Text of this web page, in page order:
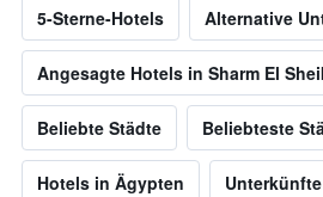
5-Sterne-Hotels Alternative
Angesagte Hotels in Sharm El
Beliebte Städte Beliebteste
Hotels in Ägypten